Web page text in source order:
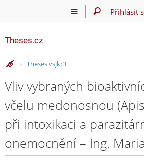
Přihlásit
Theses.cz
>
Theses vsjkr3
Vliv vybraných
včelu medonosnou
při intoxikaci a
onemocnění – Ing.